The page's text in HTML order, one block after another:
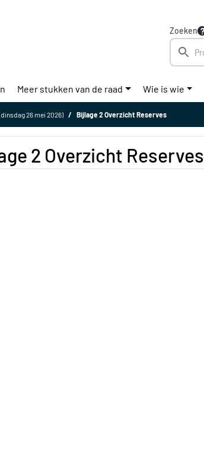
Zoeken
Meer stukken van de raad Wie is wie
26 mei 2026) Bijlage 2 Overzicht Reserves
2 Overzicht Reserves